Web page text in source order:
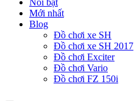
Nổi bật
Mới nhất
Blog
Đồ chơi xe SH
Đồ chơi xe SH 2017
Đồ chơi Exciter
Đồ chơi Vario
Đồ chơi FZ 150i